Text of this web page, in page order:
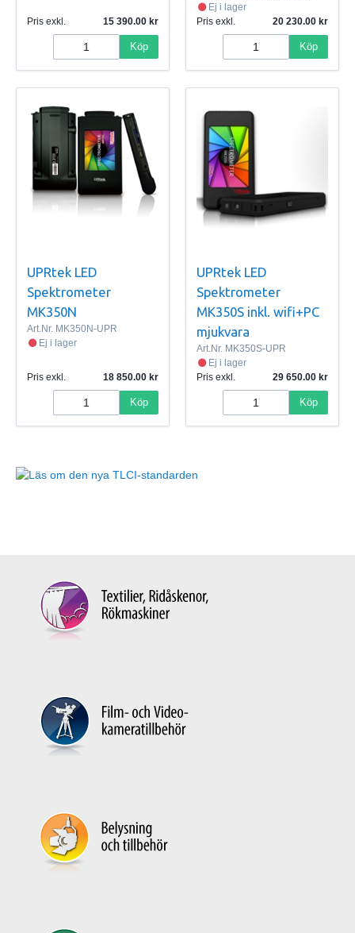
Pris exkl. 15 390.00
Köp
Ej i lager
Pris exkl.
20 230.00
Köp
UPRtek LED
Spektrometer
MK350N
Art.Nr. MK350N-UPR
Ej i lager
Pris exkl. 18 850.00
Köp
UPRtek LED
Spektrometer
MK350S inkl. wifi+PC
mjukvara
Art.Nr. MK350S-UPR
Ej i lager
Pris exkl.
29 650.00
Köp